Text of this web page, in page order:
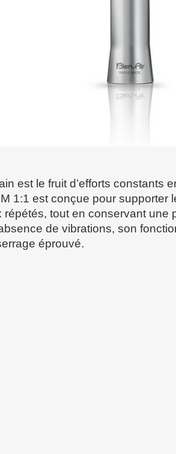
est le fruit d’efforts constants
1:1 est conçue pour supporter
tout en conservant une
de vibrations, son
éprouvé.